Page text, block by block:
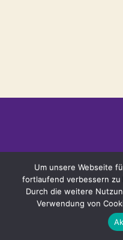
Um unsere Webseite
fortlaufend verbessern
Durch die weitere
Verwendung von